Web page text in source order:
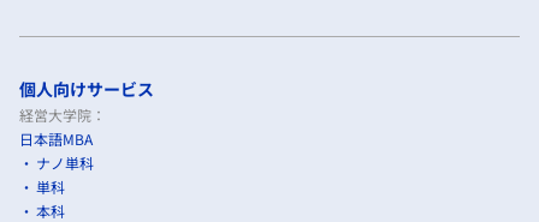
個人向けサービス
経営大学院：
日本語MBA
ナノ単科
単科
本科